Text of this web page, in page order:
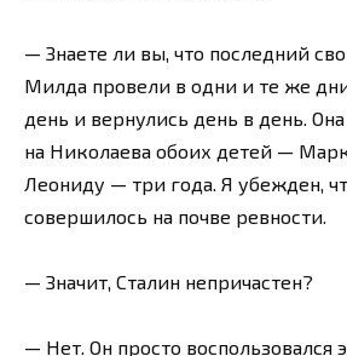
— Знаете ли вы, что последний
Милда провели в одни и те же
день и вернулись день в день.
на Николаева обоих детей —
Леониду — три года. Я убежден,
совершилось на почве ревности.
— Значит, Сталин непричастен?
— Нет. Он просто воспользовался